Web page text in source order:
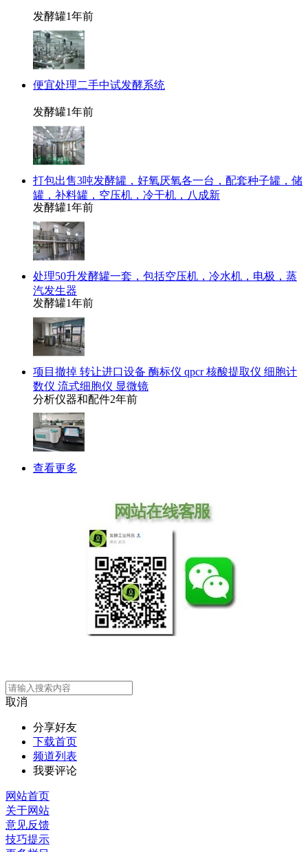
发酵罐1年前
便宜处理二手中试发酵系统
发酵罐1年前
打包出售3吨发酵罐，好氧厌氧各一台，配套种子罐，储
罐，补料罐，空压机，冷干机，八成新
发酵罐1年前
处理50升发酵罐一套，包括空压机，冷水机，电极，蒸
汽发生器
发酵罐1年前
项目撤掉 转让进口设备 酶标仪 qpcr 核酸提取仪 细胞计
数仪 流式细胞仪 显微镜
分析仪器和配件2年前
查看更多
取消
分享好友
下载首页
频道列表
我要评论
网站首页
关于网站
意见反馈
技巧提示